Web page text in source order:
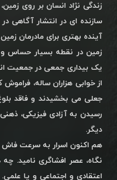
زندگی نژاد انسان بر روی
سازنده ای در انتشار آگاهی
آینده بهتری برای مادرمان
زمین در نقطه بسیار حساس و
یک بیداری جمعی در جمعیت
از خوابی هزاران ساله،
جعلی می بخشیدند و فاقد
رسیدن به آزادی فیزیکی،
دیگر.
هم اکنون اسرار به سرعت فاش
نگاه، عصر افشاگری نامید.
اعتقادی و اجتماعی و یا